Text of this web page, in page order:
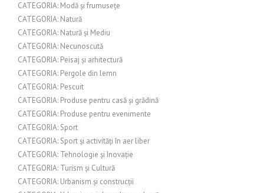
CATEGORIA: Modă și frumusețe
CATEGORIA: Natură
CATEGORIA: Natură și Mediu
CATEGORIA: Necunoscută
CATEGORIA: Peisaj și arhitectură
CATEGORIA: Pergole din lemn
CATEGORIA: Pescuit
CATEGORIA: Produse pentru casă și grădină
CATEGORIA: Produse pentru evenimente
CATEGORIA: Sport
CATEGORIA: Sport și activități în aer liber
CATEGORIA: Tehnologie și Inovație
CATEGORIA: Turism și Cultură
CATEGORIA: Urbanism și construcții